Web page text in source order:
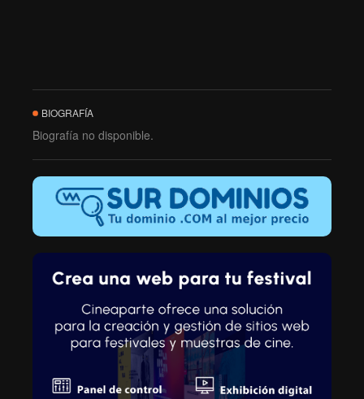
BIOGRAFÍA
Biografía no disponible.